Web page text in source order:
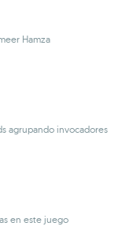
Hamza
agrupando invocadores
en este juego